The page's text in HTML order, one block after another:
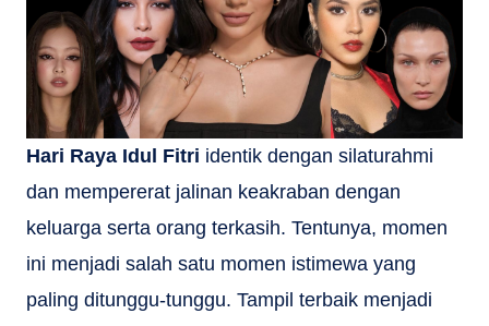
Hari Raya Idul Fitri identik dengan silaturahmi
dan mempererat jalinan keakraban dengan
keluarga serta orang terkasih. Tentunya, momen
ini menjadi salah satu momen istimewa yang
paling ditunggu-tunggu. Tampil terbaik menjadi